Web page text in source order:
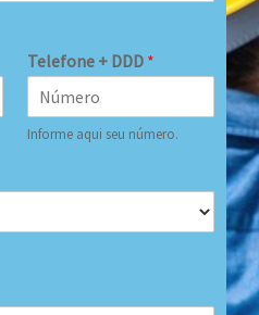
Telefone + DDD *
Informe aqui seu número.